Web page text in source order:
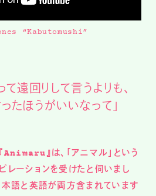
“Kabutomushi”
遠回りして言うよりも、
たほうがいいなって」
』は、「アニマル」という
レーションを受けたと伺いまし
本語と英語が両方含まれています